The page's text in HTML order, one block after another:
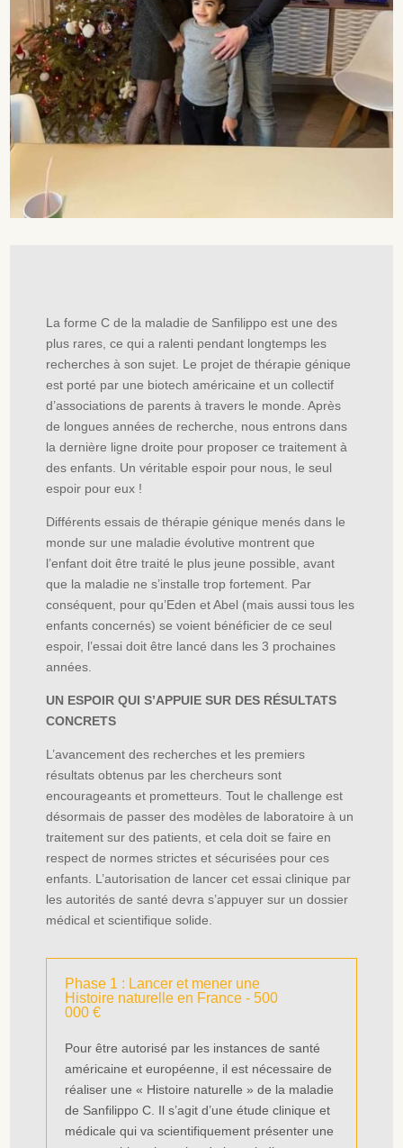
La forme C de la maladie de Sanfilippo est une des
plus rares, ce qui a ralenti pendant longtemps les
recherches à son sujet. Le projet de thérapie génique
est porté par une biotech américaine et un collectif
d’associations de parents à travers le monde. Après
de longues années de recherche, nous entrons dans
la dernière ligne droite pour proposer ce traitement à
des enfants. Un véritable espoir pour nous, le seul
espoir pour eux !
Différents essais de thérapie génique menés dans le
monde sur une maladie évolutive montrent que
l’enfant doit être traité le plus jeune possible, avant
que la maladie ne s’installe trop fortement. Par
conséquent, pour qu’Eden et Abel (mais aussi tous les
enfants concernés) se voient bénéficier de ce seul
espoir, l’essai doit être lancé dans les 3 prochaines
années.
UN ESPOIR QUI S’APPUIE SUR DES RÉSULTATS
CONCRETS
L’avancement des recherches et les premiers
résultats obtenus par les chercheurs sont
encourageants et prometteurs. Tout le challenge est
désormais de passer des modèles de laboratoire à un
traitement sur des patients, et cela doit se faire en
respect de normes strictes et sécurisées pour ces
enfants. L’autorisation de lancer cet essai clinique par
les autorités de santé devra s’appuyer sur un dossier
médical et scientifique solide.
Phase 1 : Lancer et mener une
Histoire naturelle en France - 500
000 €
Pour être autorisé par les instances de santé
américaine et européenne, il est nécessaire de
réaliser une « Histoire naturelle » de la maladie
de Sanfilippo C. Il s’agit d’une étude clinique et
médicale qui va scientifiquement présenter une